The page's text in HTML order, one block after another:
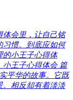
体会里，让自己铭
习惯。到底应如何
的小王子心得体
小王子心得体会 篇
平华的故事。它既
。相反却有着淡淡